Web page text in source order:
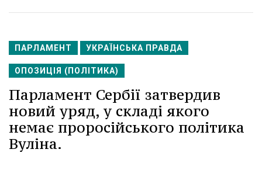
ПАРЛАМЕНТ УКРАЇНСЬКА ПРАВДА
ОПОЗИЦІЯ (ПОЛІТИКА)
Парламент Сербії затвердив
новий уряд, у складі якого
немає проросійського політика
Вуліна.